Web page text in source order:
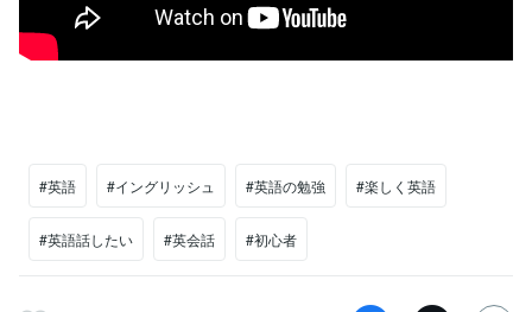
#英語 #イングリッシュ #英語の勉強 #楽しく英語
#英語話したい #英会話 #初心者